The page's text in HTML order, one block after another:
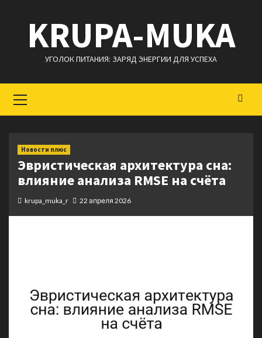
содержимому
KRUPA-MUKA
УГОЛОК ПИТАНИЯ: ЗАРЯД ЭНЕРГИИ ДЛЯ УСПЕХА
меню
Новости плюс
Эвристическая архитектура сна:
влияние анализа RMSE на счёта
krupa_muka_r 22 апреля 2026